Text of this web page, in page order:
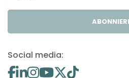
Social media: